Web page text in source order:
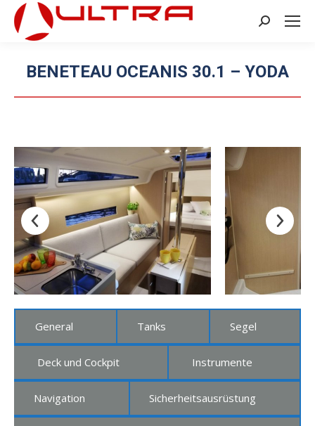
Search:
BENETEAU OCEANIS 30.1 – YODA
Sie befinden sich hier:
General Tanks Segel
Deck und Cockpit Instrumente
Navigation Sicherheitsausrüstung